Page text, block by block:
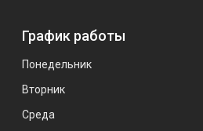
График работы
Понедельник
Вторник
Среда